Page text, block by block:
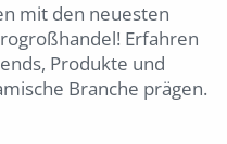
mit den neuesten
Erfahren
Produkte und
Branche prägen.